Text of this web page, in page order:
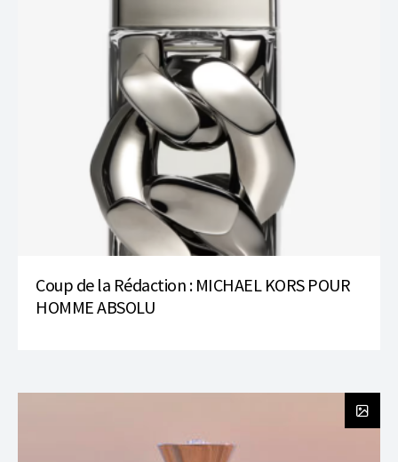
Coup de la Rédaction : MICHAEL KORS POUR
HOMME ABSOLU